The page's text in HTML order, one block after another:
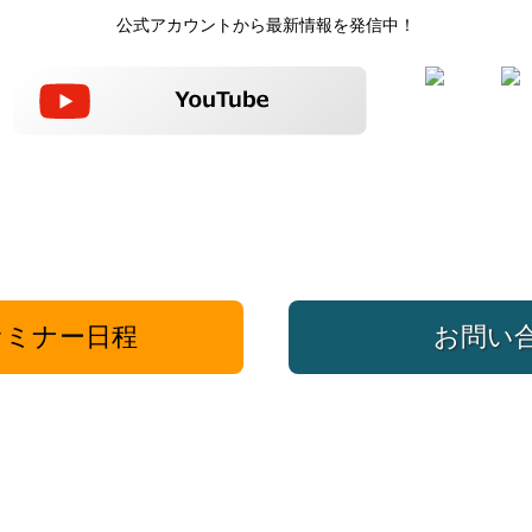
公式アカウントから最新情報を発信中！
ナー日程 お問い